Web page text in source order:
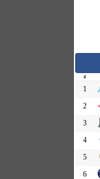
#
1
2
3
4
5
6